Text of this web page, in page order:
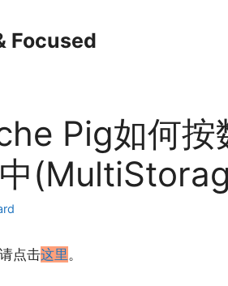
Focused
Pig如何按
点击这里。